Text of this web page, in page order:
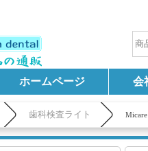
ホームページ 会
歯科検査ライト